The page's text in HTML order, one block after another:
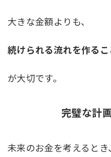
大きな金額よりも、
続けられる流れを作るこ
が大切です。
完璧な計
未来のお金を考えるとき、